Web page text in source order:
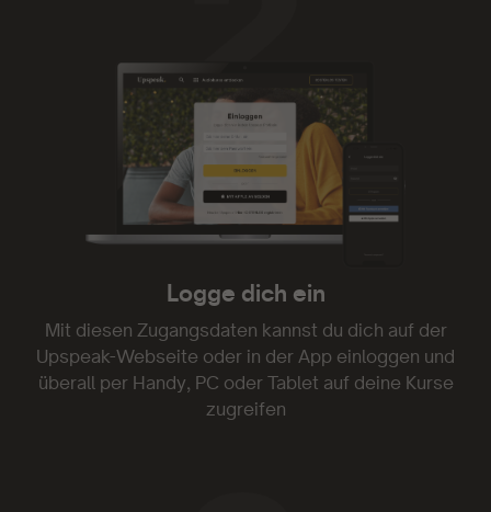
Audiodateien kann man auch mal nebenbei oder
beim Spaziergang mit dem Hund genießen. Und
die Mentoren sind einfach klasse! Weiter so!
- Kim Marcy
Danke!
Genau was ich gesucht und endlich gefunden
Logge dich ein
Mit diesen Zugangsdaten kannst du dich auf der
Upspeak-Webseite oder in der App einloggen und
überall per Handy, PC oder Tablet auf deine Kurse
zugreifen